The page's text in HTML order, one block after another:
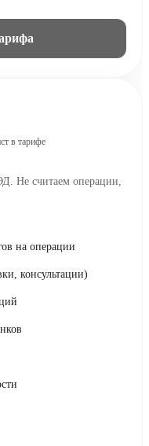
в тарифе
Не считаем операции,
на операции
консультации)